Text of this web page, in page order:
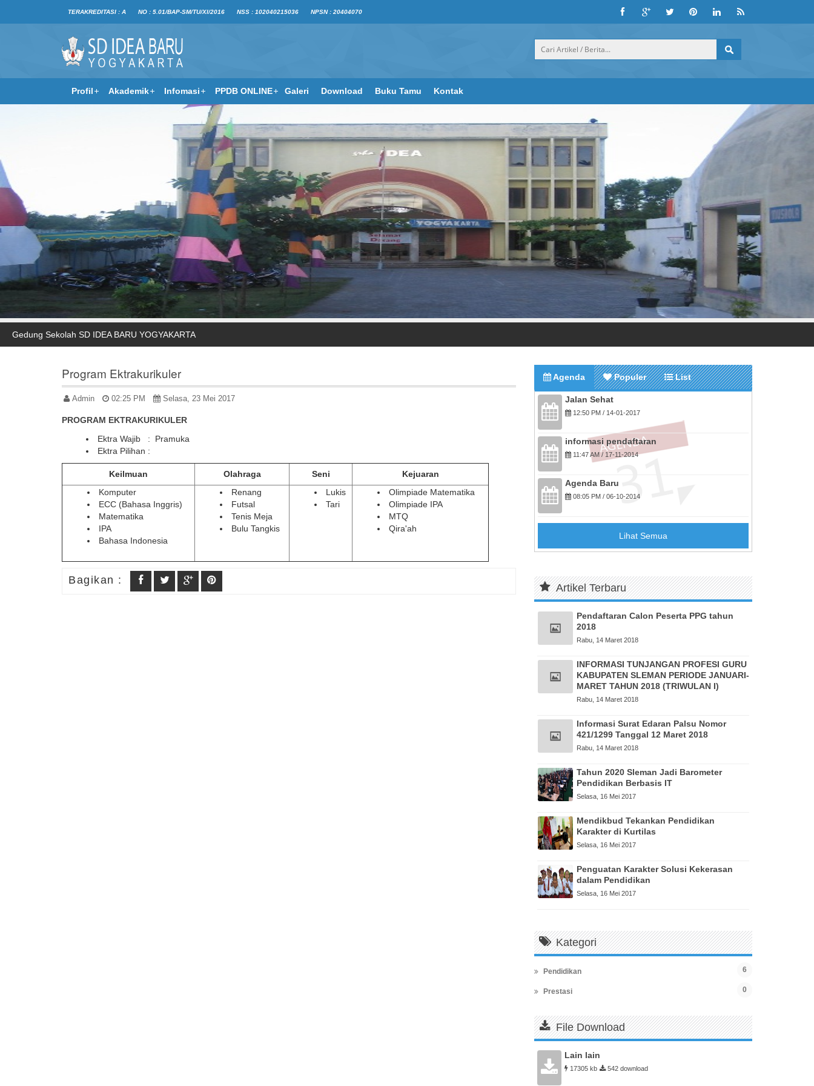
TERAKREDITASI : A NO : 5.01/BAP-SM/TU/XI/2016 NSS : 102040215036 NPSN : 20404070
Profil Akademik Infomasi PPDB ONLINE Galeri Download Buku Tamu Kontak
Gedung Sekolah SD IDEA BARU YOGYAKARTA
Program Ektrakurikuler
Admin 02:25 PM Selasa, 23 Mei 2017
PROGRAM EKTRAKURIKULER
Ektra Wajib : Pramuka
Ektra Pilihan :
Keilmuan Olahraga Seni
Kejuaran
Komputer
ECC (Bahasa Inggris)
Matematika
IPA
Bahasa Indonesia
Renang
Futsal
Tenis Meja
Bulu Tangkis
Lukis
Tari
Olimpiade Matematika
Olimpiade IPA
MTQ
Qira'ah
Bagikan :
Agenda Populer List
Jalan Sehat
12:50 PM / 14-01-2017
informasi pendaftaran
11:47 AM / 17-11-2014
Agenda Baru
08:05 PM / 06-10-2014
Lihat Semua
Artikel Terbaru
Pendaftaran Calon Peserta PPG tahun
2018
Rabu, 14 Maret 2018
INFORMASI TUNJANGAN PROFESI GURU
KABUPATEN SLEMAN PERIODE JANUARI-
MARET TAHUN 2018 (TRIWULAN I)
Rabu, 14 Maret 2018
Informasi Surat Edaran Palsu Nomor
421/1299 Tanggal 12 Maret 2018
Rabu, 14 Maret 2018
Tahun 2020 Sleman Jadi Barometer
Pendidikan Berbasis IT
Selasa, 16 Mei 2017
Mendikbud Tekankan Pendidikan
Karakter di Kurtilas
Selasa, 16 Mei 2017
Penguatan Karakter Solusi Kekerasan
dalam Pendidikan
Selasa, 16 Mei 2017
Kategori
Pendidikan 6
Prestasi 0
File Download
Lain lain
17305 kb 542 download